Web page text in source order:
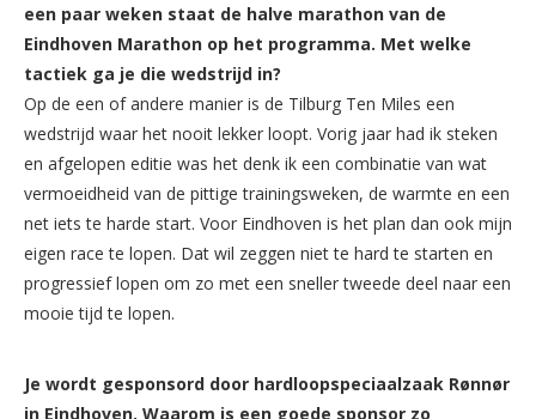
een paar weken staat de halve marathon van de
Eindhoven Marathon op het programma. Met welke
tactiek ga je die wedstrijd in?
Op de een of andere manier is de Tilburg Ten Miles een
wedstrijd waar het nooit lekker loopt. Vorig jaar had ik steken
en afgelopen editie was het denk ik een combinatie van wat
vermoeidheid van de pittige trainingsweken, de warmte en een
net iets te harde start. Voor Eindhoven is het plan dan ook mijn
eigen race te lopen. Dat wil zeggen niet te hard te starten en
progressief lopen om zo met een sneller tweede deel naar een
mooie tijd te lopen.
Je wordt gesponsord door hardloopspeciaalzaak Rønnør
in Eindhoven. Waarom is een goede sponsor zo